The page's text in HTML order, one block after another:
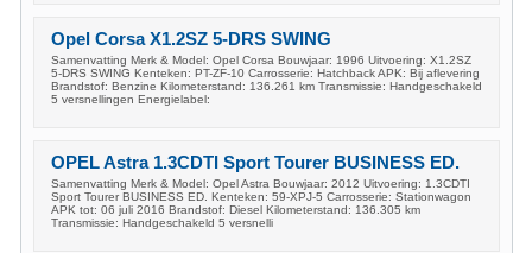
Opel Corsa X1.2SZ 5-DRS SWING
Samenvatting Merk & Model: Opel Corsa Bouwjaar: 1996 Uitvoering: X1.2SZ
5-DRS SWING Kenteken: PT-ZF-10 Carrosserie: Hatchback APK: Bij aflevering
Brandstof: Benzine Kilometerstand: 136.261 km Transmissie: Handgeschakeld
5 versnellingen Energielabel:
OPEL Astra 1.3CDTI Sport Tourer BUSINESS ED.
Samenvatting Merk & Model: Opel Astra Bouwjaar: 2012 Uitvoering: 1.3CDTI
Sport Tourer BUSINESS ED. Kenteken: 59-XPJ-5 Carrosserie: Stationwagon
APK tot: 06 juli 2016 Brandstof: Diesel Kilometerstand: 136.305 km
Transmissie: Handgeschakeld 5 versnelli